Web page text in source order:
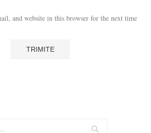
and website in this browser for the next time